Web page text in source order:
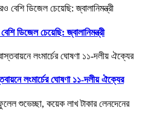
ডিজেল চেয়েছি: জ্বালানিমন্ত্রী
লংমার্চের ঘোষণা ১১-দলীয় ঐক্যের